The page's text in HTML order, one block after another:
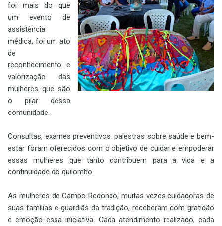
foi mais do que
um evento de
assistência
médica, foi um ato
de
reconhecimento e
valorização das
mulheres que são
o pilar dessa
comunidade.
Consultas, exames preventivos, palestras sobre saúde e bem-
estar foram oferecidos com o objetivo de cuidar e empoderar
essas mulheres que tanto contribuem para a vida e a
continuidade do quilombo.
As mulheres de Campo Redondo, muitas vezes cuidadoras de
suas famílias e guardiãs da tradição, receberam com gratidão
e emoção essa iniciativa. Cada atendimento realizado, cada